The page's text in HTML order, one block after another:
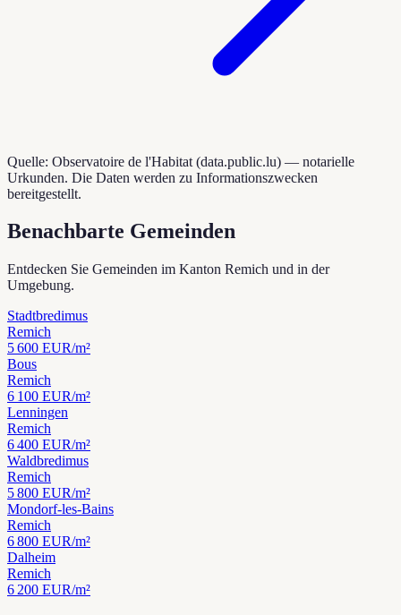
Quelle: Observatoire de l'Habitat (data.public.lu) — notarielle
Urkunden. Die Daten werden zu Informationszwecken
bereitgestellt.
Benachbarte Gemeinden
Entdecken Sie Gemeinden im Kanton Remich und in der
Umgebung.
Stadtbredimus
Remich
5 600 EUR/m²
Bous
Remich
6 100 EUR/m²
Lenningen
Remich
6 400 EUR/m²
Waldbredimus
Remich
5 800 EUR/m²
Mondorf-les-Bains
Remich
6 800 EUR/m²
Dalheim
Remich
6 200 EUR/m²